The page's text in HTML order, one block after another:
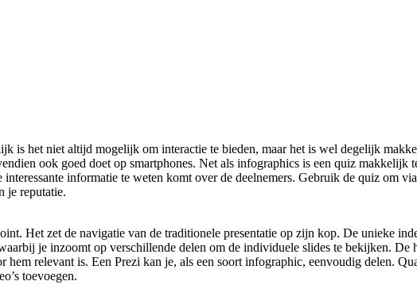
is het niet altijd mogelijk om interactie te bieden, maar het is wel degelijk
ook goed doet op smartphones. Net als infographics is een quiz makkelijk
informatie te weten komt over de deelnemers. Gebruik de quiz om
je reputatie.
Het zet de navigatie van de traditionele presentatie op zijn kop. De unieke
je inzoomt op verschillende delen om de individuele slides te bekijken. De
relevant is. Een Prezi kan je, als een soort infographic, eenvoudig delen.
toevoegen.